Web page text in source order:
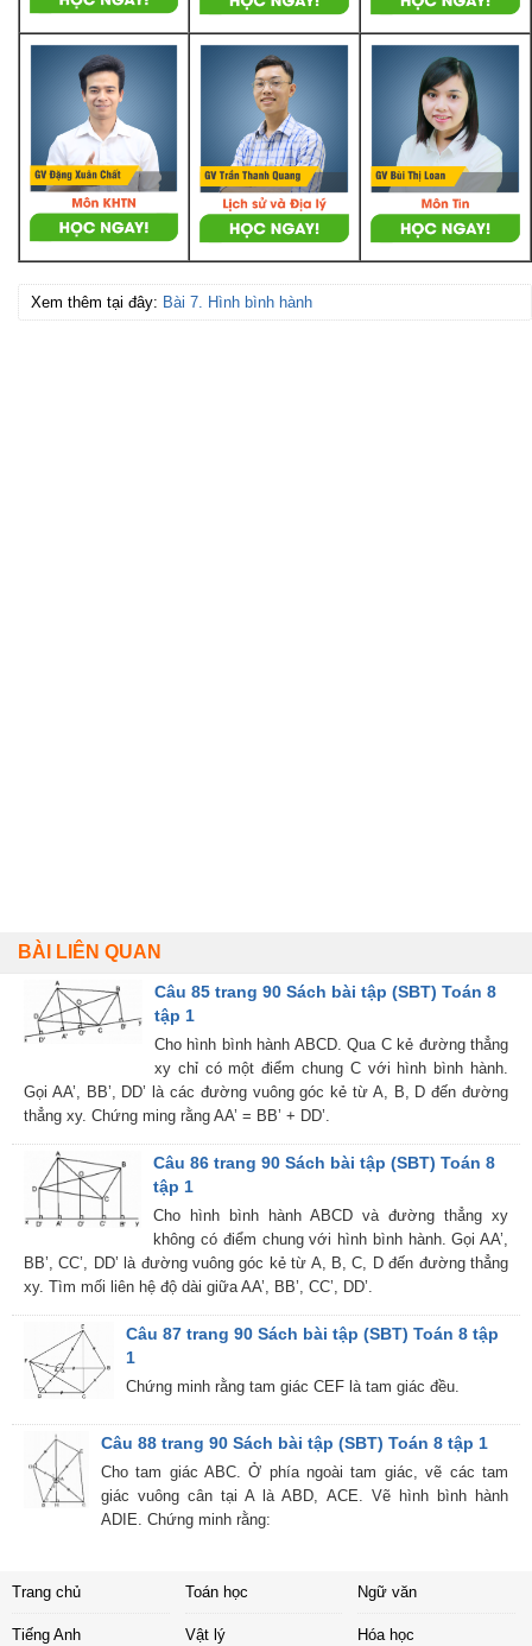
Xem thêm tại đây: Bài 7. Hình bình hành
BÀI LIÊN QUAN
Câu 85 trang 90 Sách bài tập (SBT) Toán 8
tập 1
Cho hình bình hành ABCD. Qua C kẻ đường thẳng
xy chỉ có một điểm chung C với hình bình hành.
Gọi AA’, BB’, DD’ là các đường vuông góc kẻ từ A, B, D đến đường
thẳng xy. Chứng ming rằng AA’ = BB’ + DD’.
Câu 86 trang 90 Sách bài tập (SBT) Toán 8
tập 1
Cho hình bình hành ABCD và đường thẳng xy
không có điểm chung với hình bình hành. Gọi AA’,
BB’, CC’, DD’ là đường vuông góc kẻ từ A, B, C, D đến đường thẳng
xy. Tìm mối liên hệ độ dài giữa AA’, BB’, CC’, DD’.
Câu 87 trang 90 Sách bài tập (SBT) Toán 8 tập
1
Chứng minh rằng tam giác CEF là tam giác đều.
Câu 88 trang 90 Sách bài tập (SBT) Toán 8 tập 1
Cho tam giác ABC. Ở phía ngoài tam giác, vẽ các tam
giác vuông cân tại A là ABD, ACE. Vẽ hình bình hành
ADIE. Chứng minh rằng:
Trang chủ Toán học Ngữ văn
Tiếng Anh Vật lý Hóa học